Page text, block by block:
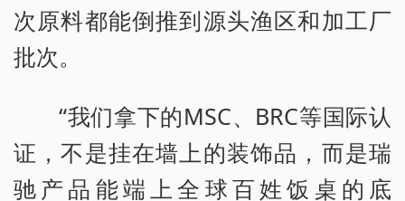
次原料都能倒推到源头渔区和加工厂
批次。
“我们拿下的MSC、BRC等国际认
证，不是挂在墙上的装饰品，而是瑞
驰产品能端上全球百姓饭桌的底